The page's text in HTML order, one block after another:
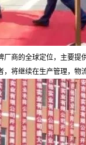
厂商的全球定位，主要
将继续在生产管理，物